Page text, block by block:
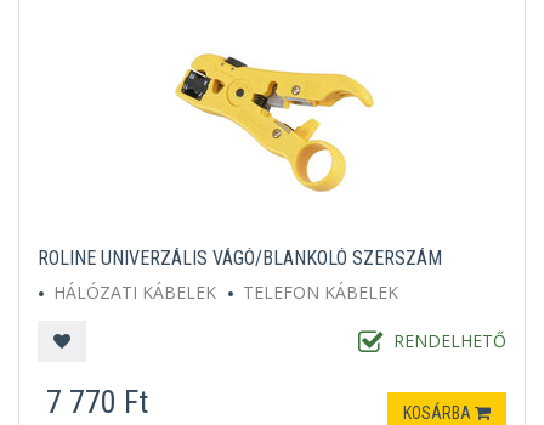
ROLINE UNIVERZÁLIS VÁGÓ/BLANKOLÓ SZERSZÁM
HÁLÓZATI KÁBELEK
TELEFON KÁBELEK
RENDELHETŐ
7 770 Ft KOSÁRBA